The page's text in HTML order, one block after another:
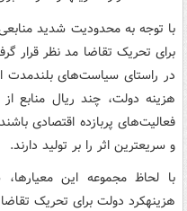
با توجه به محدودیت شدید
برای تحریک تقاضا مد نظر قرار
در راستای سیاست‌های
هزینه دولت، چند ریال
فعالیت‌های پربازده اقتصادی
و سریعترین اثر را بر تولید دارند.
با لحاظ مجموعه این معیارها،
هزینه­کرد دولت برای تحریک